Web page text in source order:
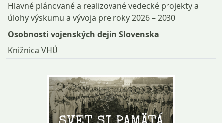
Hlavné plánované a realizované vedecké projekty a
úlohy výskumu a vývoja pre roky 2026 – 2030
Osobnosti vojenských dejín Slovenska
Knižnica VHÚ